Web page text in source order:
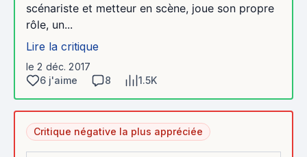
scénariste et metteur en scène, joue son propre
rôle, un...
Lire la critique
le 2 déc. 2017
6 j'aime
8 1.5K
Critique négative la plus appréciée